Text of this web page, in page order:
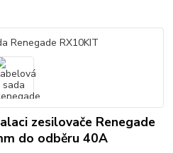
zesilovače Renegade
do odběru 40A